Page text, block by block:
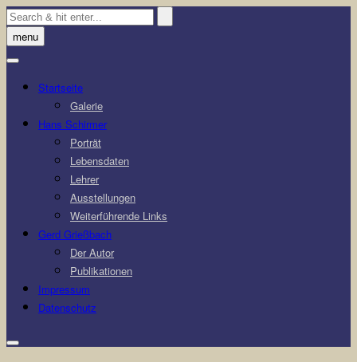
Skip
to
content
menu
Startseite
Galerie
Hans Schirmer
Porträt
Lebensdaten
Lehrer
Ausstellungen
Weiterführende Links
Gerd Grießbach
Der Autor
Publikationen
Impressum
Datenschutz